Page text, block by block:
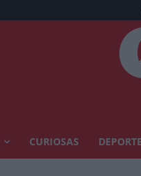
Un
CURIOSAS